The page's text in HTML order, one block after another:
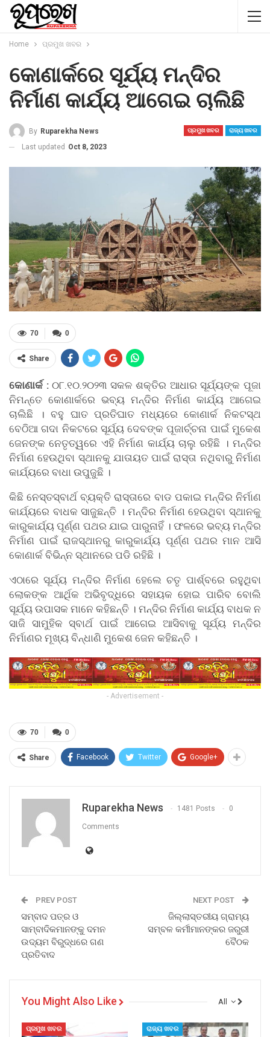
Home ପ୍ରମୁଖ ଖବର
କୋଣାର୍କରେ ସୂର୍ଯ୍ୟ ମନ୍ଦିର
ନିର୍ମାଣ କାର୍ଯ୍ୟ ଆଗେଇ ଚାଲିଛି
ପ୍ରମୁଖ ଖବର ରାଜ୍ୟ ଖବର
By Ruparekha News
Last updated Oct 8, 2023
0
70
Share
କୋଣାର୍କ :୦୮.୧୦.୨୦୨୩ ସକଳ ଶକ୍ତିର ଆଧାର ସୂର୍ଯ୍ୟଙ୍କ ପୂଜା
ନିମନ୍ତେ କୋଣାର୍କରେ ଭବ୍ୟ ମନ୍ଦିର ନିର୍ମାଣ କାର୍ଯ୍ୟ ଆଗେଇ
ଚାଲିଛି । ବହୁ ଘାତ ପ୍ରତିଘାତ ମଧ୍ୟରେ କୋଣାର୍କ ନିକଟସ୍ଥ
ବେଠିଆ ଗଦା ନିକଟରେ ସୂର୍ଯ୍ୟ ଦେବଙ୍କ ପୂଜାର୍ଚ୍ଚନା ପାଇଁ ମୁକେଶ
ଜେନଙ୍କ ନେତୃତ୍ୱରେ ଏହି ନିର୍ମାଣ କାର୍ଯ୍ୟ ଚାଲୁ ରହିଛି । ମନ୍ଦିର
ନିର୍ମାଣ ହେଉଥିବା ସ୍ଥାନକୁ ଯାତାୟତ ପାଇଁ ରାସ୍ତା ନଥିବାରୁ ନିର୍ମାଣ
କାର୍ଯ୍ୟରେ ବାଧା ଉପୁଜୁଛି ।
କିଛି ନେସ୍ତସ୍ବାର୍ଥ ବ୍ୟକ୍ତି ରାସ୍ତାରେ ବାଡ ପକାଇ ମନ୍ଦିର ନିର୍ମାଣ
କାର୍ଯ୍ୟରେ ବାଧକ ସାଜୁଛନ୍ତି । ମନ୍ଦିର ନିର୍ମାଣ ହେଉଥିବା ସ୍ଥାନକୁ
କାରୁକାର୍ଯ୍ୟ ପୂର୍ଣ୍ଣ ପଥର ଯାଇ ପାରୁନାହିଁ । ଫଳରେ ଭବ୍ୟ ମନ୍ଦିର
ନିର୍ମାଣ ପାଇଁ ରାଜସ୍ଥାନରୁ କାରୁକାର୍ଯ୍ୟ ପୂର୍ଣ୍ଣ ପଥର ମାନ ଆସି
କୋଣାର୍କ ବିଭିନ୍ନ ସ୍ଥାନରେ ପଡି ରହିଛି ।
ଏଠାରେ ସୂର୍ଯ୍ୟ ମନ୍ଦିର ନିର୍ମାଣ ହେଲେ ଚତୃ ପାର୍ଶ୍ବରେ ରହୁଥିବା
ଲୋକଙ୍କ ଆର୍ଥିକ ଅଭିବୃଦ୍ଧିରେ ସହାୟକ ହୋଇ ପାରିବ ବୋଲି
ସୂର୍ଯ୍ୟ ଉପାସକ ମାନେ କହିଛନ୍ତି । ମନ୍ଦିର ନିର୍ମାଣ କାର୍ଯ୍ୟ ବାଧକ ନ
ସାଜି ସାମୁହିକ ସ୍ବାର୍ଥ ପାଇଁ ଆଗେଇ ଆସିବାକୁ ସୂର୍ଯ୍ୟ ମନ୍ଦିର
ନିର୍ମାଣର ମୂଖ୍ୟ ବିନ୍ଧାଣି ମୁକେଶ ଜେନ କହିଛନ୍ତି ।
- Advertisement -
0
70
Share Facebook Twitter Google+
Ruparekha News 1481 Posts 0
Comments
PREV POST
ସମ୍ବାଦ ପତ୍ର ଓ
ସାମ୍ବାଦିକମାନଙ୍କୁ ଦମନ
ଉଦ୍ୟମ ବିରୁଦ୍ଧରେ ଗଣ
ପ୍ରତିବାଦ
NEXT POST
ଜିଲ୍ଲାସ୍ତରୀୟ ଗ୍ରାମ୍ୟ
ସମ୍ବଳ କର୍ମୀମାନଙ୍କର ଜରୁରୀ
ବୈଠକ
All
You Might Also Like
ପ୍ରମୁଖ ଖବର ରାଜ୍ୟ ଖବର